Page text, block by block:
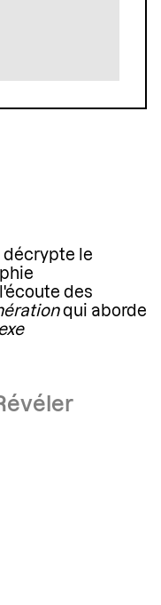
décrypte le
des
qui aborde